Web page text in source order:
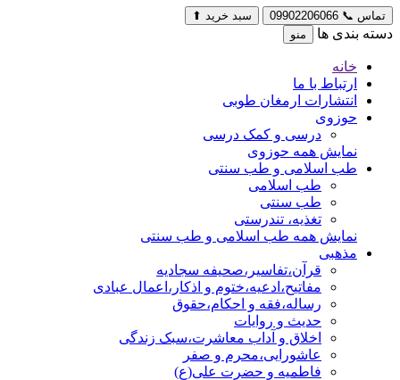
تماس 📞
09902206066 سبد خرید ⬆
دسته بندی ها منو
خانه
ارتباط با ما
انتشارات ارمغان طوبی
حوزوی
درسی و کمک درسی
نمایش همه حوزوی
طب اسلامی و طب سنتی
طب اسلامی
طب سنتی
تغذیه، تندرستی
نمایش همه طب اسلامی و طب سنتی
مذهبی
قرآن،تفاسیر،صحیفه سجادیه
مفاتیح،ادعیه،ختوم و اذکار،اعمال عبادی
رساله،فقه و احکام،حقوق
حدیث و روایات
اخلاق و آداب معاشرت،سبک زندگی
عاشورایی،محرم و صفر
فاطمیه و حضرت علی(ع)